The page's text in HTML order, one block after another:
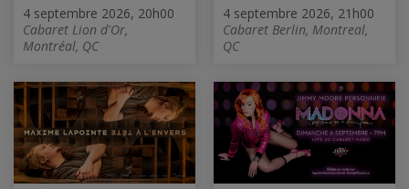
4 septembre 2026, 20h00
Cabaret Lion d'Or,
Montréal, QC
4 septembre 2026, 21h00
Cabaret Berlin, Montreal,
QC